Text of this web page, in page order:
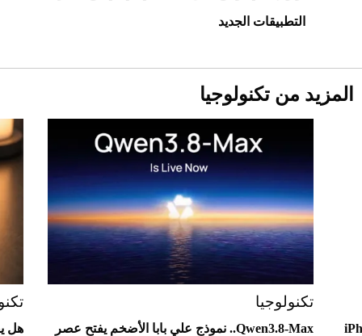
Aston Martin Valiant: على هوى الأبطال
التطبيقات الجديد
المزيد من تكنولوجيا
تكنولوجيا
Qwen3.8-Max.. نموذج علي بابا الأضخم يفتح عصر هل